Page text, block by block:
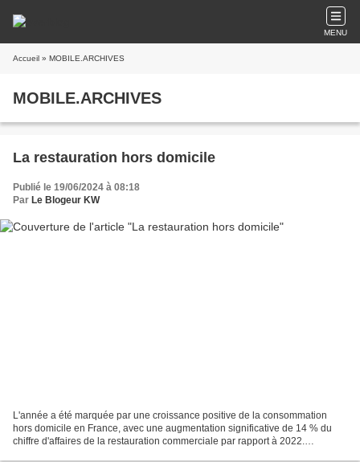
MENU
Accueil » MOBILE.ARCHIVES
MOBILE.ARCHIVES
La restauration hors domicile
Publié le 19/06/2024 à 08:18
Par Le Blogeur KW
L'année a été marquée par une croissance positive de la consommation
hors domicile en France, avec une augmentation significative de 14 % du
chiffre d'affaires de la restauration commerciale par rapport à 2022.